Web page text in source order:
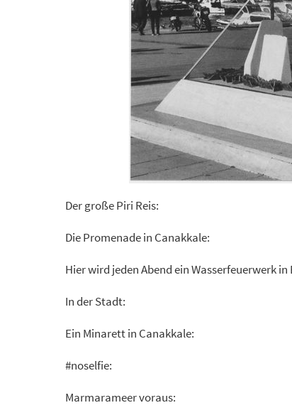
Der große Piri Reis:
Die Promenade in Canakkale:
Hier wird jeden Abend ein Wasserfeuerwerk
In der Stadt:
Ein Minarett in Canakkale:
#noselfie:
Marmarameer voraus: